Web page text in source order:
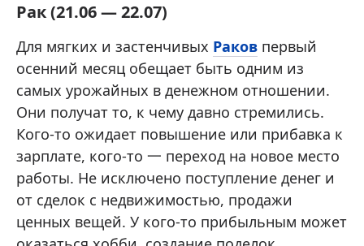
Рак (21.06 — 22.07)
Для мягких и застенчивых Раков первый
осенний месяц обещает быть одним из
самых урожайных в денежном отношении.
Они получат то, к чему давно стремились.
Кого-то ожидает повышение или прибавка к
зарплате, кого-то 一 переход на новое место
работы. Не исключено поступление денег и
от сделок с недвижимостью, продажи
ценных вещей. У кого-то прибыльным может